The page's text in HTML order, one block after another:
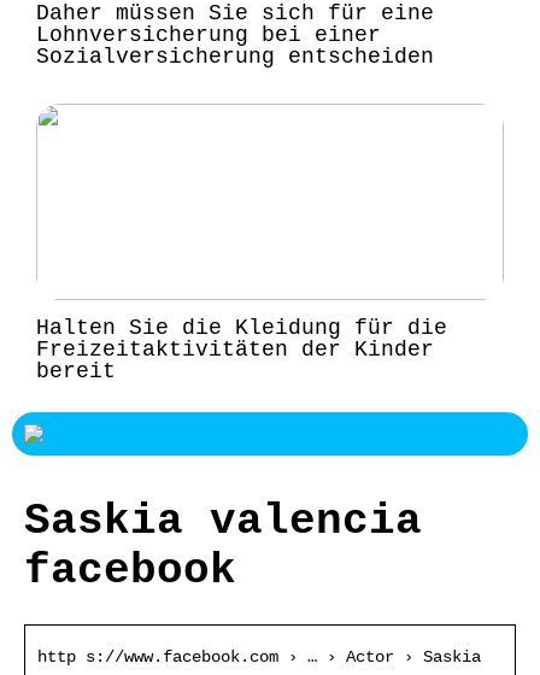
Daher müssen Sie sich für eine
Lohnversicherung bei einer
Sozialversicherung entscheiden
Halten Sie die Kleidung für die
Freizeitaktivitäten der Kinder
bereit
Saskia valencia
facebook
http s://www.facebook.com › … › Actor › Saskia